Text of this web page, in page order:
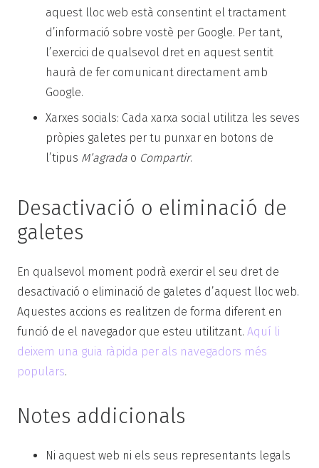
aquest lloc web està consentint el tractament
d’informació sobre vostè per Google. Per tant,
l’exercici de qualsevol dret en aquest sentit
haurà de fer comunicant directament amb
Google.
Xarxes socials: Cada xarxa social utilitza les seves
pròpies galetes per tu punxar en botons de
l’tipus M’agrada o Compartir.
Desactivació o eliminació de
galetes
En qualsevol moment podrà exercir el seu dret de
desactivació o eliminació de galetes d’aquest lloc web.
Aquestes accions es realitzen de forma diferent en
funció de el navegador que esteu utilitzant. Aquí li
deixem una guia ràpida per als navegadors més
populars.
Notes addicionals
Ni aquest web ni els seus representants legals